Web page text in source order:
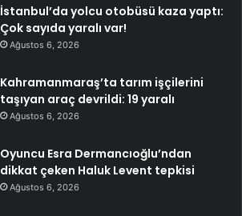
İstanbul’da yolcu otobüsü kaza yaptı:
Çok sayıda yaralı var!
Ağustos 6, 2026
Kahramanmaraş’ta tarım işçilerini
taşıyan araç devrildi: 19 yaralı
Ağustos 6, 2026
Oyuncu Esra Dermancıoğlu’ndan
dikkat çeken Haluk Levent tepkisi
Ağustos 6, 2026